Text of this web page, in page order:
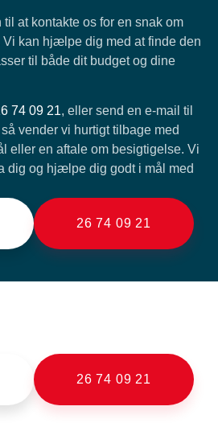
at kontakte os for en snak om
kan hjælpe dig med at finde den
til både dit budget og dine
74 09 21, eller send en e-mail til
vender vi hurtigt tilbage med
eller en aftale om besigtigelse. Vi
dig og hjælpe dig godt i mål med
26 74 09 21
26 74 09 21